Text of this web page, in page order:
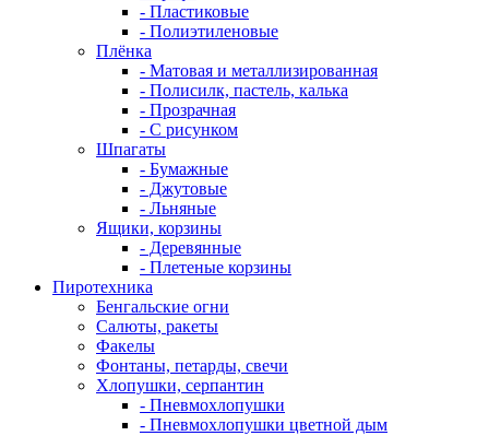
- Пластиковые
- Полиэтиленовые
Плёнка
- Матовая и металлизированная
- Полисилк, пастель, калька
- Прозрачная
- С рисунком
Шпагаты
- Бумажные
- Джутовые
- Льняные
Ящики, корзины
- Деревянные
- Плетеные корзины
Пиротехника
Бенгальские огни
Салюты, ракеты
Факелы
Фонтаны, петарды, свечи
Хлопушки, серпантин
- Пневмохлопушки
- Пневмохлопушки цветной дым